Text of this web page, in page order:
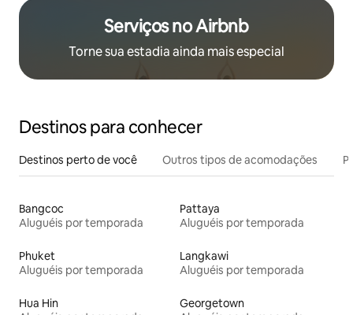
Serviços no Airbnb
Torne sua estadia ainda mais especial
Destinos para conhecer
Destinos perto de você Outros tipos de acomodações
Bangcoc
Aluguéis por temporada
Pattaya
Aluguéis por temporada
Phuket
Aluguéis por temporada
Langkawi
Aluguéis por temporada
Hua Hin
Georgetown